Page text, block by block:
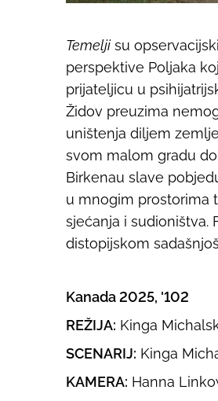
Temelji su
perspektive Poljaka
prijateljicu u
Židov preuzima
uništenja diljem
svom malom gradu
Birkenau slave
u mnogim prostorima
sjećanja i sudioništva.
distopijskom
Kanada 2025, '102
REŽIJA: Kinga
SCENARIJ: Kinga
KAMERA: Hanna